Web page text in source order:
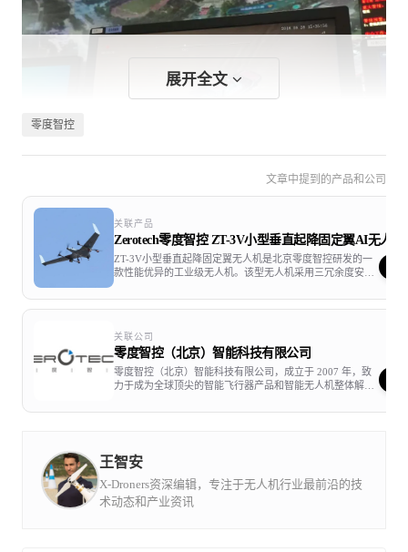
展开全文
零度智控
文章中提到的产品和公司
关联产品
Zerotech零度智控 ZT-3V小型垂直起降固定翼AI无人机
ZT-3V小型垂直起降固定翼无人机是北京零度智控研发的一
款性能优异的工业级无人机。该型无人机采用三冗余度安全
换至正常运行的备份系统，全力确保飞行安全。挂载固定翼
专用三轴光电吊舱，配套智能化操作终端。融合AI技术，可
持区域人员密度检测报警功能、道路河流监测分割功能。可
选配视觉惯性里程计模块，飞行中即使丢失卫星信号，依然
可以安全返回起飞点，误差仅有1%，稳定可靠30km图像、
数据、话音一体数据链。
关联公司
零度智控（北京）智能科技有限公司
零度智控（北京）智能科技有限公司，成立于 2007 年，致
力于成为全球顶尖的智能飞行器产品和智能无人机整体解决
INNOVATIVE）的理念，持续在智能无人飞行器领域创新发
机领域，技术池已覆盖飞控、云台、高清图传、CV、双目、
稳像等无人机关键领域，其双余度安全飞控“双子星”享誉国
内外，目前已服务于数以万计的客户。先后推出了飞行控制
系统、增稳云台、商用无人机整机、专业影视航拍系统等数
十款产品。产品系列被广泛应用于测绘、安防、影视、农
王智安
X-Droners资深编辑，专注于无人机行业最前沿的技
术动态和产业资讯